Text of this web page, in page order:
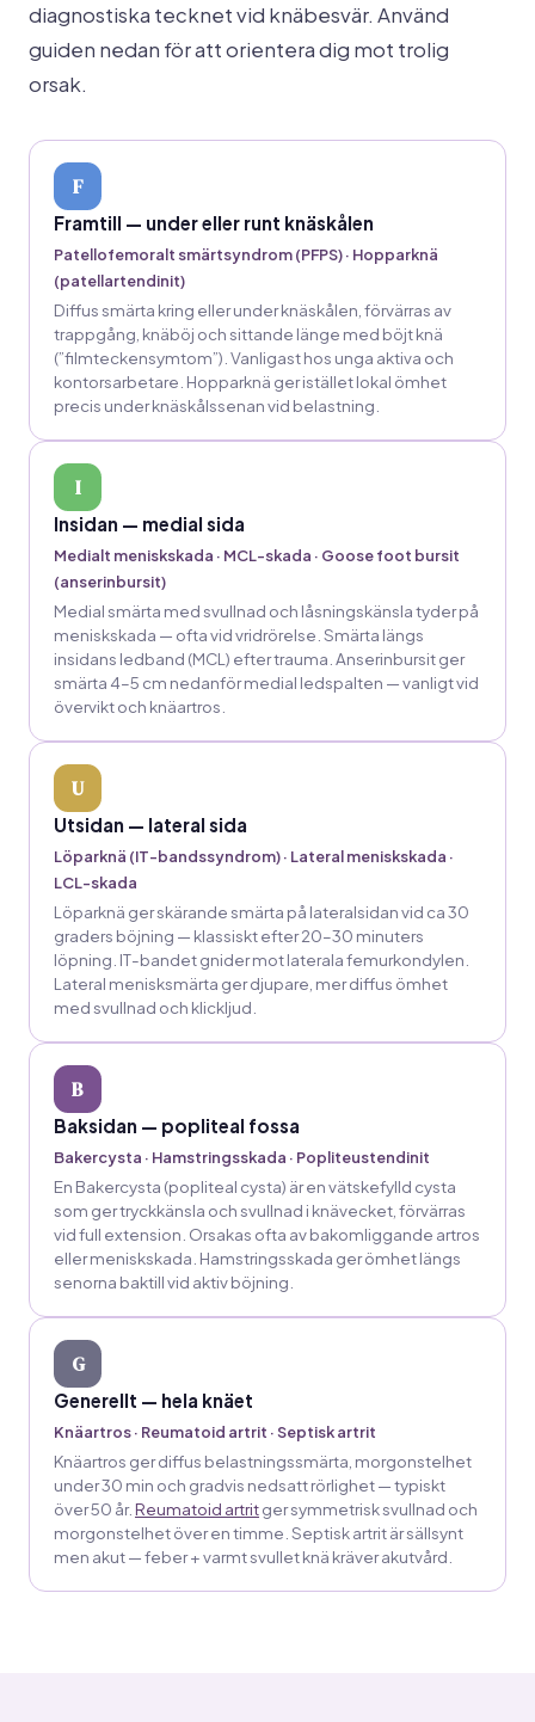
diagnostiska tecknet vid knäbesvär. Använd
guiden nedan för att orientera dig mot trolig
orsak.
F
Framtill — under eller runt knäskålen
Patellofemoralt smärtsyndrom (PFPS) · Hopparknä
(patellartendinit)
Diffus smärta kring eller under knäskålen, förvärras av
trappgång, knäböj och sittande länge med böjt knä
(”filmteckensymtom”). Vanligast hos unga aktiva och
kontorsarbetare. Hopparknä ger istället lokal ömhet
precis under knäskålssenan vid belastning.
I
Insidan — medial sida
Medialt meniskskada · MCL-skada · Goose foot bursit
(anserinbursit)
Medial smärta med svullnad och låsningskänsla tyder på
meniskskada — ofta vid vridrörelse. Smärta längs
insidans ledband (MCL) efter trauma. Anserinbursit ger
smärta 4–5 cm nedanför medial ledspalten — vanligt vid
övervikt och knäartros.
U
Utsidan — lateral sida
Löparknä (IT-bandssyndrom) · Lateral meniskskada ·
LCL-skada
Löparknä ger skärande smärta på lateralsidan vid ca 30
graders böjning — klassiskt efter 20–30 minuters
löpning. IT-bandet gnider mot laterala femurkondylen.
Lateral menisksmärta ger djupare, mer diffus ömhet
med svullnad och klickljud.
B
Baksidan — popliteal fossa
Bakercysta · Hamstringsskada · Popliteustendinit
En Bakercysta (popliteal cysta) är en vätskefylld cysta
som ger tryckkänsla och svullnad i knävecket, förvärras
vid full extension. Orsakas ofta av bakomliggande artros
eller meniskskada. Hamstringsskada ger ömhet längs
senorna baktill vid aktiv böjning.
G
Generellt — hela knäet
Knäartros · Reumatoid artrit · Septisk artrit
Knäartros ger diffus belastningssmärta, morgonstelhet
under 30 min och gradvis nedsatt rörlighet — typiskt
över 50 år. Reumatoid artritger symmetrisk svullnad och
morgonstelhet över en timme. Septisk artrit är sällsynt
men akut — feber + varmt svullet knä kräver akutvård.